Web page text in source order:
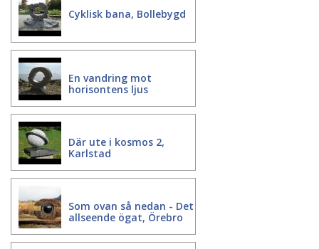
Cyklisk bana, Bollebygd
En vandring mot
horisontens ljus
Där ute i kosmos 2,
Karlstad
Som ovan så nedan - Det
allseende ögat, Örebro